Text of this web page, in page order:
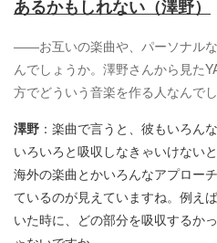
あるかもしれない（澤野）
――お互いの楽曲や、パーソナル
んでしょうか。澤野さんから見た
方でどういう音楽を作る人なんでし
澤野 ：楽曲で言うと、彼もいろん
いろいろと吸収しなきゃいけない
海外の楽曲とかいろんなアプロー
ているのが見えていますね。例え
いた時に、どの部分を吸収するか